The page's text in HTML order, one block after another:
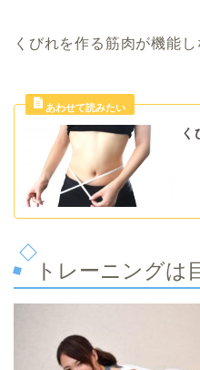
くびれを作る筋肉が機能し
く
トレーニングは